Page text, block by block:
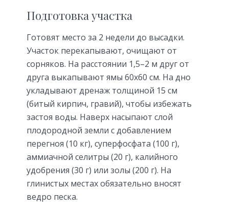
Подготовка участка
Готовят место за 2 недели до высадки.
Участок перекапывают, очищают от
сорняков. На расстоянии 1,5–2 м друг от
друга выкапывают ямы 60х60 см. На дно
укладывают дренаж толщиной 15 см
(битый кирпич, гравий), чтобы избежать
застоя воды. Наверх насыпают слой
плодородной земли с добавлением
перегноя (10 кг), суперфосфата (100 г),
аммиачной селитры (20 г), калийного
удобрения (30 г) или золы (200 г). На
глинистых местах обязательно вносят
ведро песка.